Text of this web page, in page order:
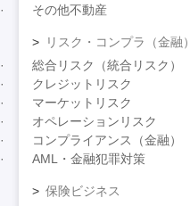
その他不動産
リスク・コンプラ（金融）
総合リスク（統合リスク）
クレジットリスク
マーケットリスク
オペレーションリスク
コンプライアンス（金融）
AML・金融犯罪対策
保険ビジネス